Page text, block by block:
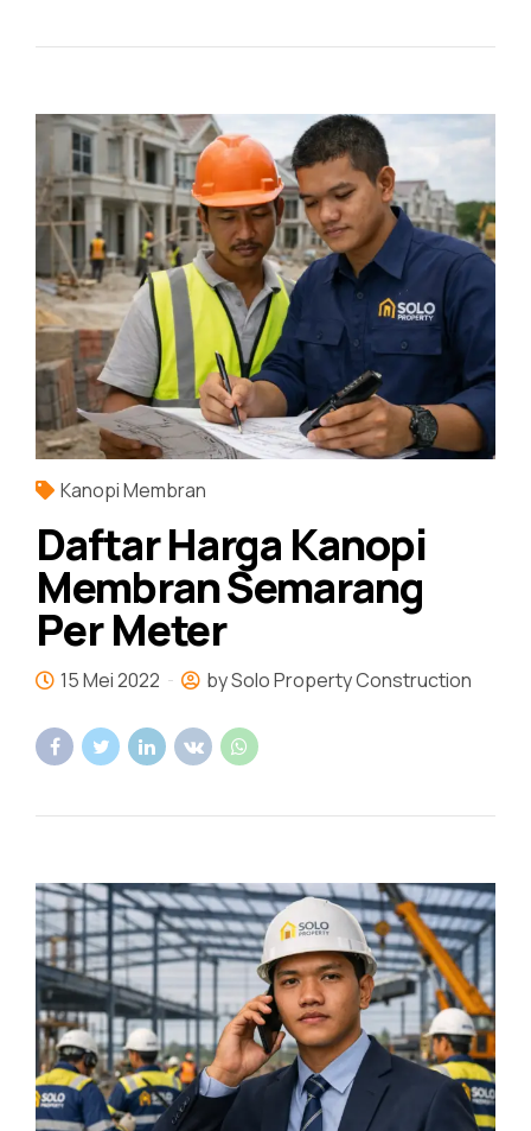
Kanopi Membran
Daftar Harga Kanopi
Membran Semarang
Per Meter
15 Mei 2022 by Solo Property Construction